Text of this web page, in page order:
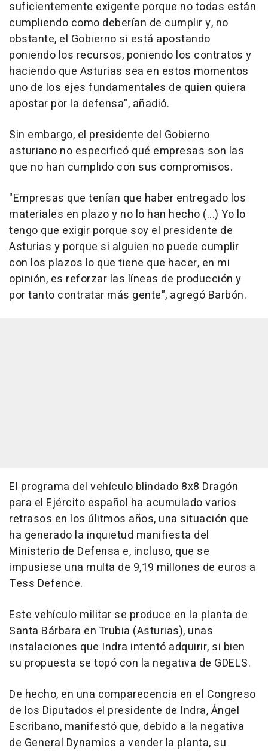
suficientemente exigente porque no todas están
cumpliendo como deberían de cumplir y, no
obstante, el Gobierno si está apostando
poniendo los recursos, poniendo los contratos y
haciendo que Asturias sea en estos momentos
uno de los ejes fundamentales de quien quiera
apostar por la defensa", añadió.
Sin embargo, el presidente del Gobierno
asturiano no especificó qué empresas son las
que no han cumplido con sus compromisos.
"Empresas que tenían que haber entregado los
materiales en plazo y no lo han hecho (...) Yo lo
tengo que exigir porque soy el presidente de
Asturias y porque si alguien no puede cumplir
con los plazos lo que tiene que hacer, en mi
opinión, es reforzar las líneas de producción y
por tanto contratar más gente", agregó Barbón.
El programa del vehículo blindado 8x8 Dragón
para el Ejército español ha acumulado varios
retrasos en los úlitmos años, una situación que
ha generado la inquietud manifiesta del
Ministerio de Defensa e, incluso, que se
impusiese una multa de 9,19 millones de euros a
Tess Defence.
Este vehículo militar se produce en la planta de
Santa Bárbara en Trubia (Asturias), unas
instalaciones que Indra intentó adquirir, si bien
su propuesta se topó con la negativa de GDELS.
De hecho, en una comparecencia en el Congreso
de los Diputados el presidente de Indra, Ángel
Escribano, manifestó que, debido a la negativa
de General Dynamics a vender la planta, su